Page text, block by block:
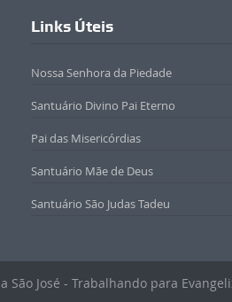
Links Úteis
Nossa Senhora da Piedade
Santuário Divino Pai Eterno
Pai das Misericórdias
Santuário Mãe de Deus
Santuário São Judas Tadeu
José - Trabalhando para